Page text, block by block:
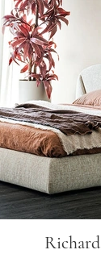
Richard